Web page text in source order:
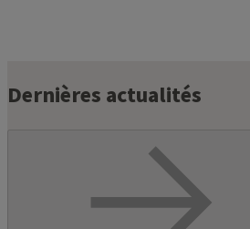
Dernières actualités